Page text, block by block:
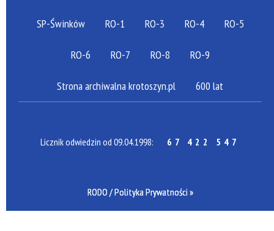
SP-Świnków RO-1 RO-3 RO-4 RO-5
RO-6 RO-7 RO-8 RO-9
Strona archiwalna krotoszyn.pl 600 lat
Licznik odwiedzin od 09.04.1998: 67 422 547
RODO / Polityka Prywatności »